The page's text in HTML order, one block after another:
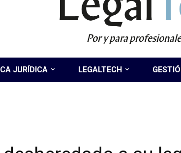
Por y para
JURÍDICA LEGALTECH